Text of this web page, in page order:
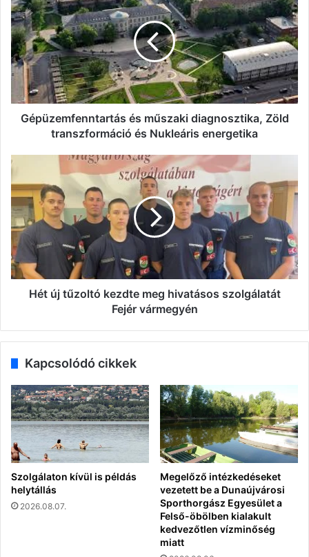
műszaki
diagnosztika,
Zöld
transzformáció
és
Nukleáris
energetika
Gépüzemfenntartás és műszaki diagnosztika, Zöld
transzformáció és Nukleáris energetika
Hét
tűzoltó
kezdte
meg
hivatásos
szolgálatát
Fejér
vármegyén
Hét új tűzoltó kezdte meg hivatásos szolgálatát
Fejér vármegyén
Kapcsolódó cikkek
Szolgálaton kívül is példás
helytállás
2026.08.07.
Megelőző intézkedéseket
vezetett be a Dunaújvárosi
Sporthorgász Egyesület a
Felső-öbölben kialakult
kedvezőtlen vízminőség
miatt